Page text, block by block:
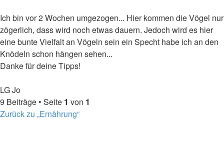
Ich bin vor 2 Wochen umgezogen... Hier kommen die Vögel nur
zögerlich, dass wird noch etwas dauern. Jedoch wird es hier
eine bunte Vielfalt an Vögeln sein ein Specht habe ich an den
Knödeln schon hängen sehen...
Danke für deine Tipps!
LG Jo
Nach
oben
9 Beiträge • Seite 1 von 1
Zurück zu „Ernährung“